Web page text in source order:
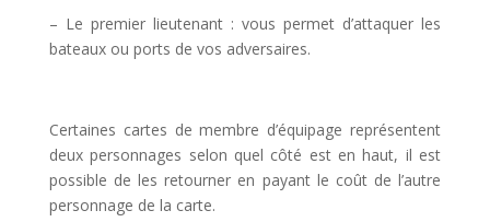
– Le premier lieutenant : vous permet d’attaquer les
bateaux ou ports de vos adversaires.
Certaines cartes de membre d’équipage représentent
deux personnages selon quel côté est en haut, il est
possible de les retourner en payant le coût de l’autre
personnage de la carte.